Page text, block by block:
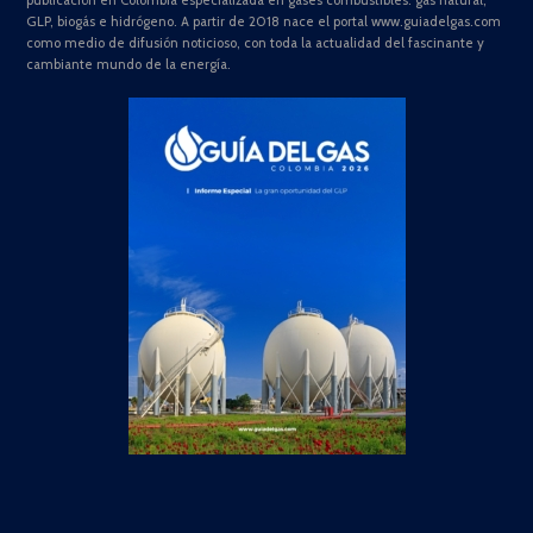
GLP, biogás e hidrógeno. A partir de 2018 nace el portal www.guiadelgas.com
como medio de difusión noticioso, con toda la actualidad del fascinante y
cambiante mundo de la energía.